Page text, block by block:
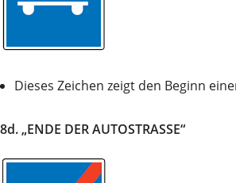
Dieses Zeichen zeigt den Beginn
8d. „ENDE DER AUTOSTRASSE“